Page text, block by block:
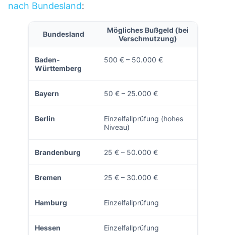
nach Bundesland:
Bundesland
Mögliches Bußgeld (bei
Verschmutzung)
Baden-
Württemberg
500 € – 50.000 €
Bayern 50 € – 25.000 €
Berlin
Einzelfallprüfung (hohes
Niveau)
Brandenburg 25 € – 50.000 €
Bremen 25 € – 30.000 €
Hamburg Einzelfallprüfung
Hessen Einzelfallprüfung